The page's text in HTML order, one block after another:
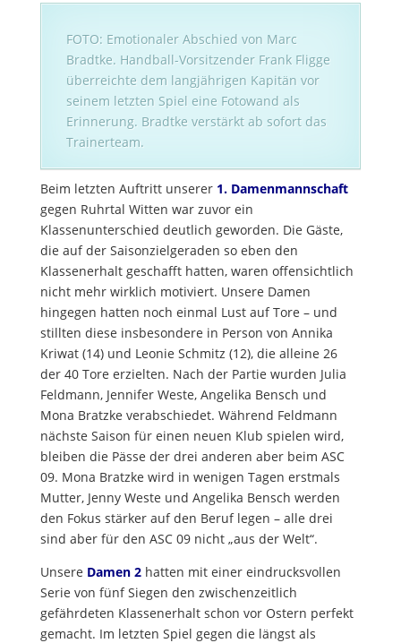
FOTO: Emotionaler Abschied von Marc
Bradtke. Handball-Vorsitzender Frank Fligge
überreichte dem langjährigen Kapitän vor
seinem letzten Spiel eine Fotowand als
Erinnerung. Bradtke verstärkt ab sofort das
Trainerteam.
Beim letzten Auftritt unserer 1. Damenmannschaft
gegen Ruhrtal Witten war zuvor ein
Klassenunterschied deutlich geworden. Die Gäste,
die auf der Saisonzielgeraden so eben den
Klassenerhalt geschafft hatten, waren offensichtlich
nicht mehr wirklich motiviert. Unsere Damen
hingegen hatten noch einmal Lust auf Tore – und
stillten diese insbesondere in Person von Annika
Kriwat (14) und Leonie Schmitz (12), die alleine 26
der 40 Tore erzielten. Nach der Partie wurden Julia
Feldmann, Jennifer Weste, Angelika Bensch und
Mona Bratzke verabschiedet. Während Feldmann
nächste Saison für einen neuen Klub spielen wird,
bleiben die Pässe der drei anderen aber beim ASC
09. Mona Bratzke wird in wenigen Tagen erstmals
Mutter, Jenny Weste und Angelika Bensch werden
den Fokus stärker auf den Beruf legen – alle drei
sind aber für den ASC 09 nicht „aus der Welt“.
Unsere Damen 2hatten mit einer eindrucksvollen
Serie von fünf Siegen den zwischenzeitlich
gefährdeten Klassenerhalt schon vor Ostern perfekt
gemacht. Im letzten Spiel gegen die längst als